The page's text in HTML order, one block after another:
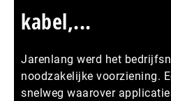
kabel,...
Jarenlang werd het
noodzakelijke voorziening.
snelweg waarover